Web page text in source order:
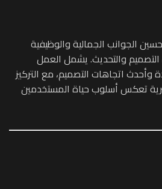
الجوانب الجمالية والوظيفية
والتحديث. يشمل العمل
وأحدث اتجاهات التصميم، مع التركيز
تعكس أسلوب حياة المستخدمين